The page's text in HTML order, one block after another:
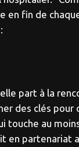
en fin de
part à la
des clés pour
touche au
en partenariat